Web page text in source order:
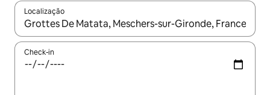
Localização
Quando os resultados estiverem disponíveis, navegue com
Check-in